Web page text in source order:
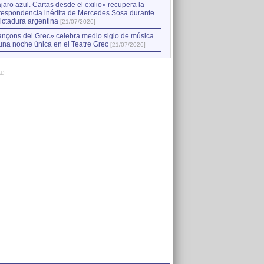
azul. Cartas desde el exilio» recupera la
inédita de Mercedes Sosa durante
argentina [21/07/2026]
del Grec» celebra medio siglo de música
noche única en el Teatre Grec [21/07/2026]